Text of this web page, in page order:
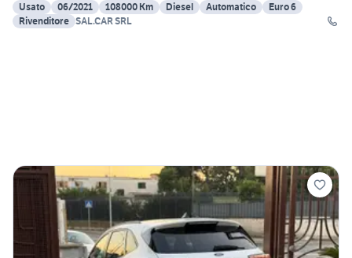
Usato
06/2021 108000 Km Diesel Automatico
Euro 6
Rivenditore SAL.CAR SRL